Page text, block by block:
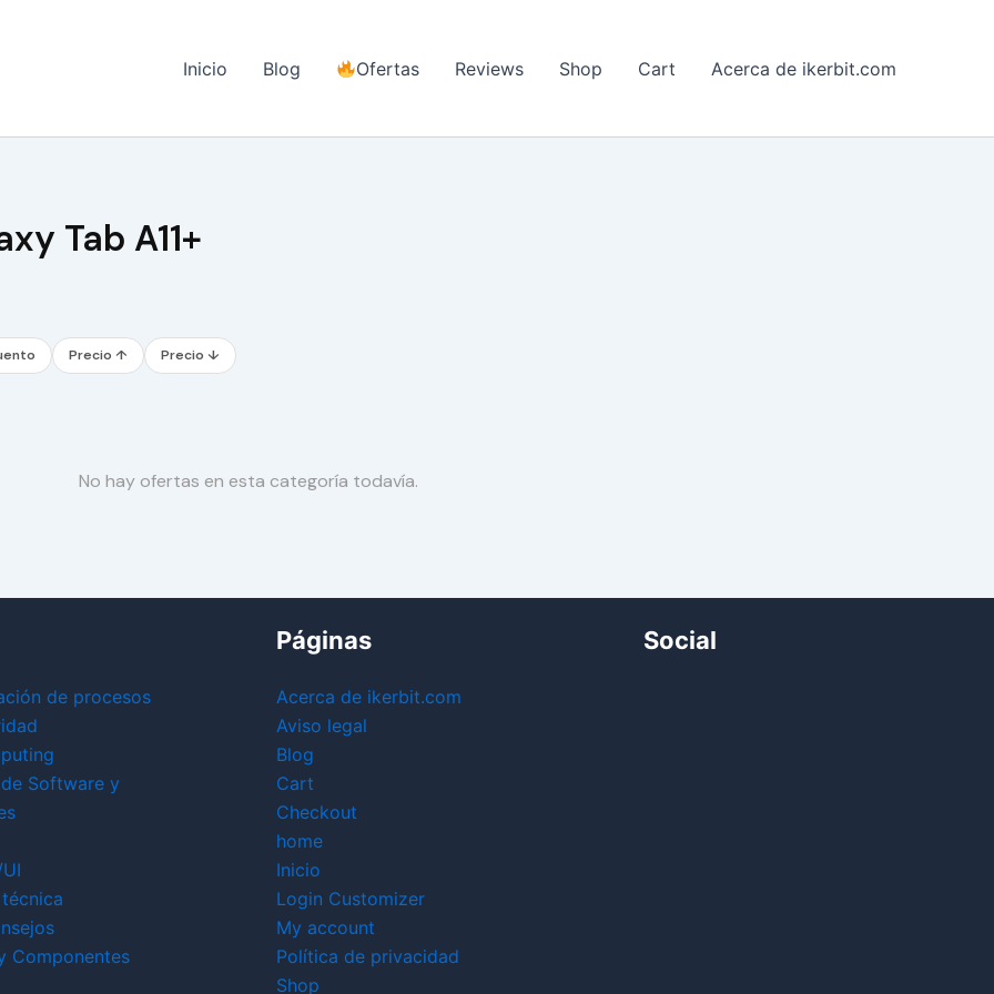
Inicio Blog Ofertas Reviews Shop Cart Acerca de ikerbit.com
Tab A11+
Precio ↑ Precio ↓
No hay ofertas en esta categoría todavía.
de procesos
Software y
Componentes
Páginas
Acerca de ikerbit.com
Aviso legal
Blog
Cart
Checkout
home
Inicio
Login Customizer
My account
Política de privacidad
Shop
Social